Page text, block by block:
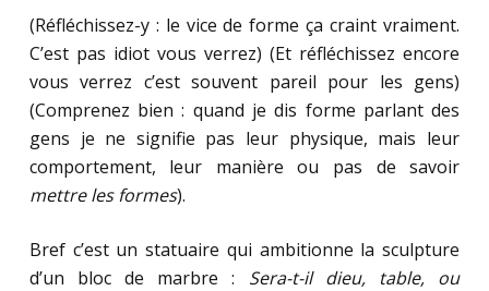
(Réfléchissez-y : le vice de forme ça craint vraiment.
C’est pas idiot vous verrez) (Et réfléchissez encore
vous verrez c’est souvent pareil pour les gens)
(Comprenez bien : quand je dis forme parlant des
gens je ne signifie pas leur physique, mais leur
comportement, leur manière ou pas de savoir
mettre les formes).
Bref c’est un statuaire qui ambitionne la sculpture
d’un bloc de marbre : Sera-t-il dieu, table, ou